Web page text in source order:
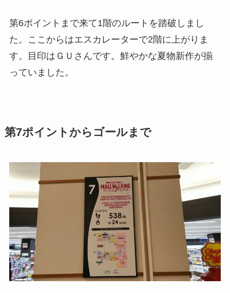
第6ポイントまで来て1階のルートを踏破しまし
た。ここからはエスカレーターで2階に上がりま
す。目印はＧＵさんです。鮮やかな夏物新作が揃
っていました。
第7ポイントからゴールまで